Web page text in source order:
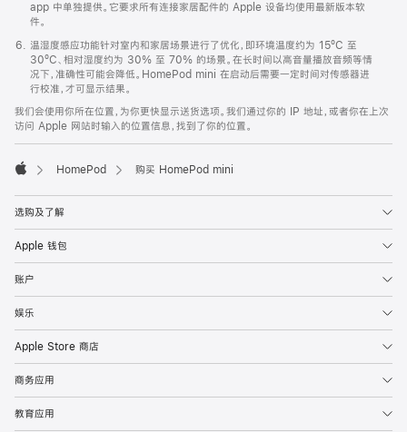
app 中单独提供。它要求所有连接家居配件的 Apple 设备均使用最新版本软
件。
温湿度感应功能针对室内和家居场景进行了优化，即环境温度约为 15ºC 至
30ºC、相对湿度约为 30% 至 70% 的场景。在长时间以高音量播放音频等情
况下，准确性可能会降低。HomePod mini 在启动后需要一定时间对传感器进
行校准，才可显示结果。
我们会使用你所在位置，为你更快显示送货选项。我们通过你的 IP 地址，或者你在上次
访问 Apple 网站时输入的位置信息，找到了你的位置。
HomePod 购买 HomePod mini
选购及了解
Apple 钱包
账户
娱乐
Apple Store 商店
商务应用
教育应用